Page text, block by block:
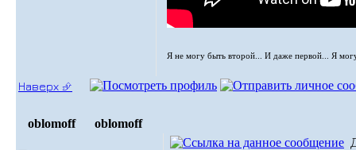
Я не могу быть второй... И даже первой... Я
Наверх ⮵
oblomoff oblomoff